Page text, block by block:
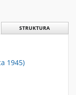
STRUKTURA
1945)